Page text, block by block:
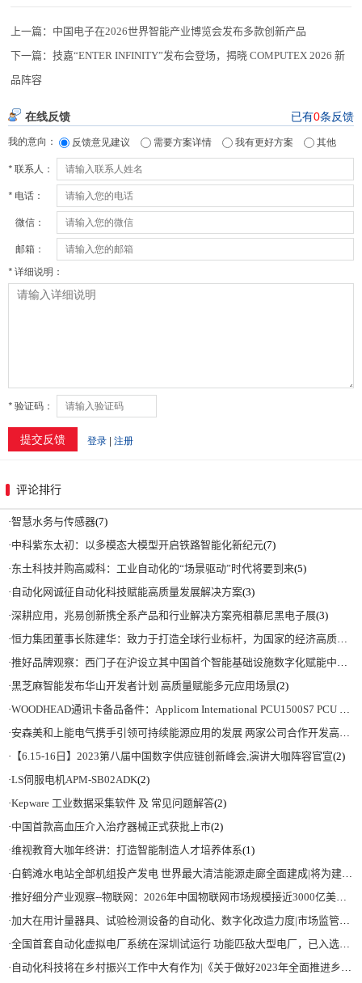
上一篇： 中国电子在2026世界智能产业博览会发布多款创新产品
下一篇：技嘉“ENTER INFINITY”发布会登场，揭晓 COMPUTEX 2026 新
品阵容
评论排行
·智慧水务与传感器(7)
·中科紫东太初：以多模态大模型开启铁路智能化新纪元(7)
·东土科技并购高威科：工业自动化的“场景驱动”时代将要到来(5)
· 自动化网诚征自动化科技赋能高质量发展解决方案(3)
·深耕应用，兆易创新携全系产品和行业解决方案亮相慕尼黑电子展(3)
·恒力集团董事长陈建华：致力于打造全球行业标杆，为国家的经济高质量发展贡献更大力量|上海电气集团党委书记、董事长吴磊来访
·推好品牌观察：西门子在沪设立其中国首个智能基础设施数字化赋能中心
·黑芝麻智能发布华山开发者计划 高质量赋能多元应用场景(2)
·WOODHEAD通讯卡备品备件：Applicom International PCU1500S7 PCU 1500 S7 V4.5.0
·安森美和上能电气携手引领可持续能源应用的发展 两家公司合作开发高性能储能和太阳能组串式逆变器方案 以实现可持续的未来
· 【6.15-16日】2023第八届中国数字供应链创新峰会,演讲大咖阵容官宣(2)
·LS伺服电机APM-SB02ADK(2)
·Kepware 工业数据采集软件 及 常见问题解答(2)
·中国首款高血压介入治疗器械正式获批上市(2)
·维视教育大咖年终讲：打造智能制造人才培养体系(1)
·白鹤滩水电站全部机组投产发电 世界最大清洁能源走廊全面建成|将为建设新型能源体系、保障国家能源安全、实现“双碳”目标提供有力支撑
·推好细分产业观察--物联网：2026年中国物联网市场规模接近3000亿美元 智慧工厂、智慧城市、智慧电网等将占60%以上
·加大在用计量器具、试验检测设备的自动化、数字化改造力度|市场监管总局 工业和信息化部 关于促进企业计量能力提升的指导意见
·全国首套自动化虚拟电厂系统在深圳试运行 功能匹敌大型电厂，已入选国际典型案例
· 自动化科技将在乡村振兴工作中大有作为|《关于做好2023年全面推进乡村振兴重点工作的意见》发布